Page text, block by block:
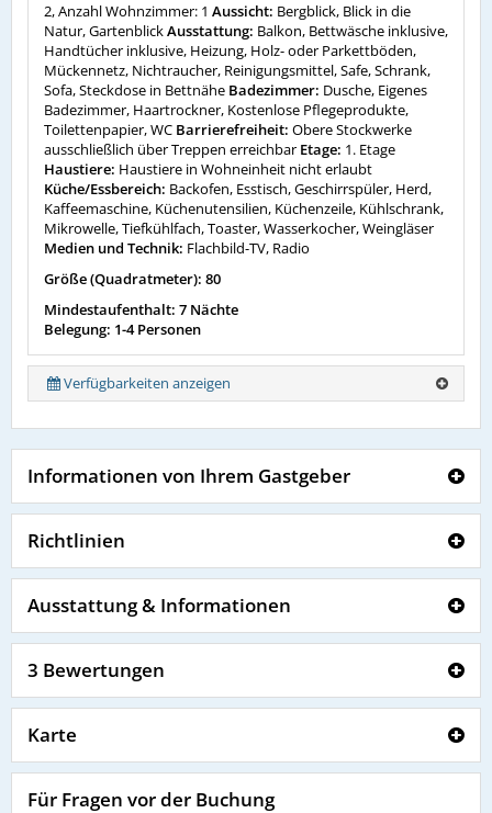
2, Anzahl Wohnzimmer: 1 Aussicht: Bergblick, Blick in die
Natur, GartenblickAusstattung: Balkon, Bettwäsche inklusive,
Handtücher inklusive, Heizung, Holz- oder Parkettböden,
Mückennetz, Nichtraucher, Reinigungsmittel, Safe, Schrank,
Sofa, Steckdose in Bettnähe Badezimmer: Dusche, Eigenes
Badezimmer, Haartrockner, Kostenlose Pflegeprodukte,
Toilettenpapier, WC Barrierefreiheit: Obere Stockwerke
ausschließlich über Treppen erreichbar Etage: 1. Etage
Haustiere: Haustiere in Wohneinheit nicht erlaubt
Küche/Essbereich: Backofen, Esstisch, Geschirrspüler, Herd,
Kaffeemaschine, Küchenutensilien, Küchenzeile, Kühlschrank,
Mikrowelle, Tiefkühlfach, Toaster, Wasserkocher, Weingläser
Medien und Technik: Flachbild-TV, Radio
Größe (Quadratmeter): 80
Mindestaufenthalt: 7 Nächte
Belegung: 1-4 Personen
Verfügbarkeiten anzeigen
Informationen von Ihrem Gastgeber
Richtlinien
Ausstattung & Informationen
3 Bewertungen
Karte
Für Fragen vor der Buchung